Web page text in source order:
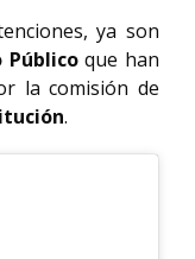
ya son
que han
la comisión de
.